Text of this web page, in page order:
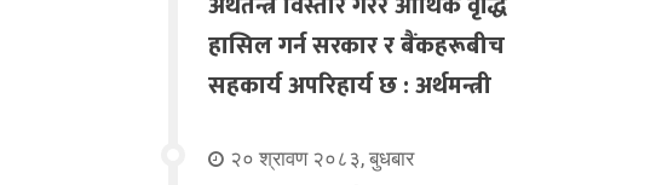
हासिल गर्न सरकार र बैंकहरूबीच
सहकार्य अपरिहार्य छ : अर्थमन्त्री
२० श्रावण २०८३, बुधबार